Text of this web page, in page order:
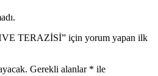
TERAZİSİ” için yorum yapan ilk
Gerekli alanlar * ile